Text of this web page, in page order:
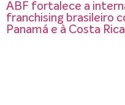
ABF fortalece a
franchising brasileiro
Panamá e à Costa Rica